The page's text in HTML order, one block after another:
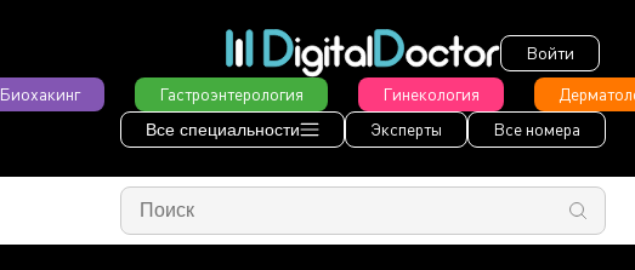
Войти
Биохакинг Гастроэнтерология Гинекология
Все специальности Эксперты Все номера